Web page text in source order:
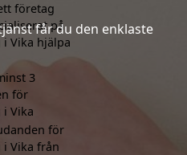
får du den enklaste
företag
på
Vika hjälpa
3
för
Vika
för
Vika från